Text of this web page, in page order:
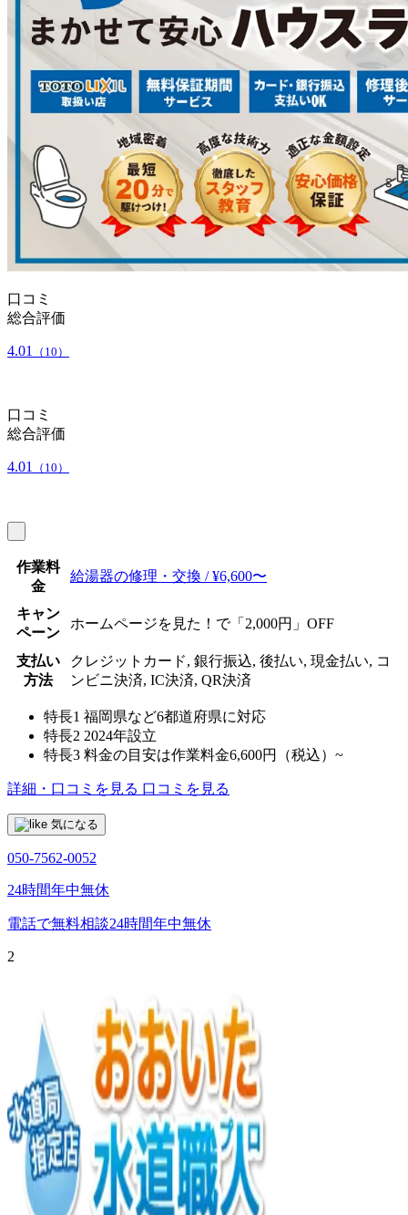
口コミ
総合評価
4.01 （10）
口コミ
総合評価
4.01 （10）
作業料
金
給湯器の修理・交換 / ¥6,600〜
キャン
ペーン
ホームページを見た！で「2,000円」OFF
支払い
方法
クレジットカード, 銀行振込, 後払い, 現金払い, コ
ンビニ決済, IC決済, QR決済
特長1 福岡県など6都道府県に対応
特長2 2024年設立
特長3 料金の目安は作業料金6,600円（税込）~
詳細・口コミを見る 口コミを見る
気になる
050-7562-0052
24時間年中無休
電話で無料相談24時間年中無休
2